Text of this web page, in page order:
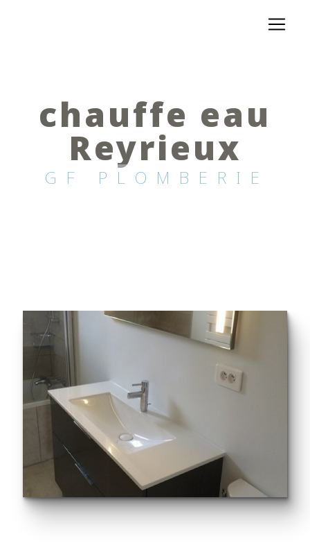
chauffe eau
Reyrieux
GF PLOMBERIE